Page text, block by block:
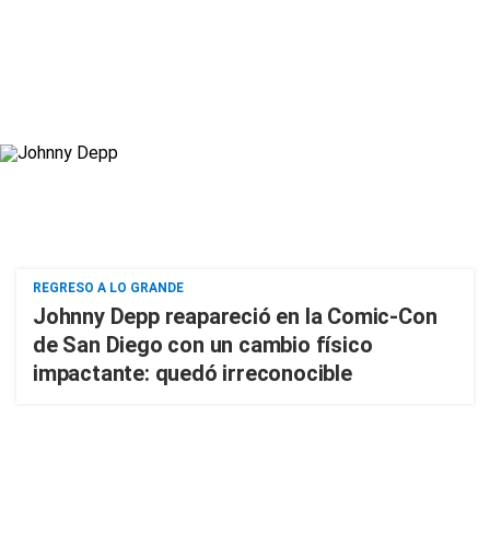
REGRESO A LO GRANDE
Johnny Depp reapareció en la Comic-Con
de San Diego con un cambio físico
impactante: quedó irreconocible